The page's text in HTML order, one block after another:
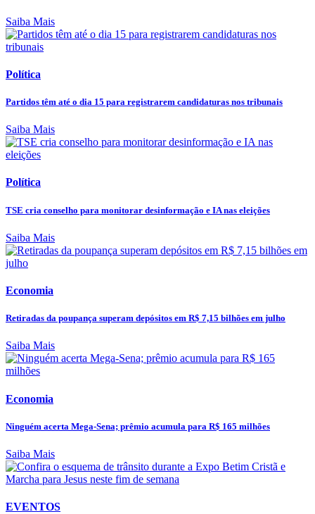
Saiba Mais
Política
Partidos têm até o dia 15 para registrarem candidaturas nos tribunais
Saiba Mais
Política
TSE cria conselho para monitorar desinformação e IA nas eleições
Saiba Mais
Economia
Retiradas da poupança superam depósitos em R$ 7,15 bilhões em julho
Saiba Mais
Economia
Ninguém acerta Mega-Sena; prêmio acumula para R$ 165 milhões
Saiba Mais
EVENTOS